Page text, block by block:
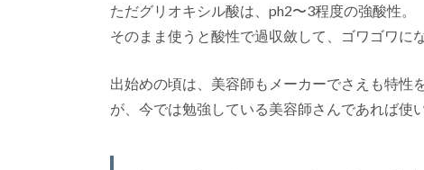
ただグリオキシル酸は、ph2〜3程度の強酸性。
そのまま使うと酸性で過収斂して、ゴワゴワに
出始めの頃は、美容師もメーカーでさえも特性
が、今では勉強している美容師さんであれば使